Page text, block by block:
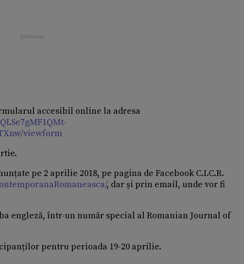
accesibil online la adresa
viewform
pe 2 aprilie 2018, pe pagina de Facebook C.I.C.R.
, dar și prin email, unde vor fi
engleză, într-un număr special al Romanian Journal of
pentru perioada 19-20 aprilie.